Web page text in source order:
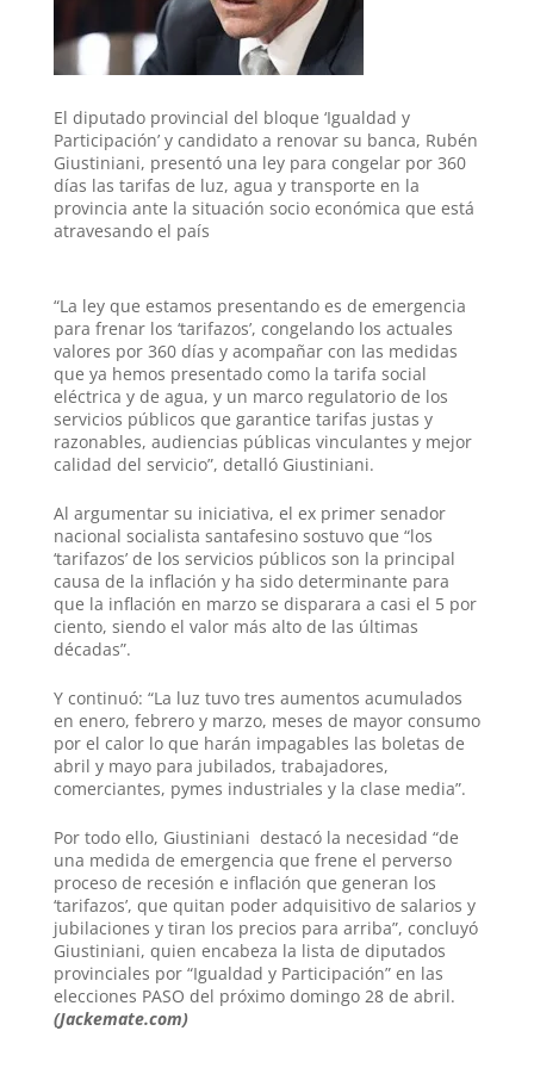
a
e
r
r
t
o
o
El diputado provincial del bloque ‘Igualdad y
Participación’ y candidato a renovar su banca, Rubén
Giustiniani, presentó una ley para congelar por 360
días las tarifas de luz, agua y transporte en la
provincia ante la situación socio económica que está
atravesando el país
“La ley que estamos presentando es de emergencia
para frenar los ‘tarifazos’, congelando los actuales
valores por 360 días y acompañar con las medidas
que ya hemos presentado como la tarifa social
eléctrica y de agua, y un marco regulatorio de los
servicios públicos que garantice tarifas justas y
razonables, audiencias públicas vinculantes y mejor
calidad del servicio”, detalló Giustiniani.
Al argumentar su iniciativa, el ex primer senador
nacional socialista santafesino sostuvo que “los
‘tarifazos’ de los servicios públicos son la principal
causa de la inflación y ha sido determinante para
que la inflación en marzo se disparara a casi el 5 por
ciento, siendo el valor más alto de las últimas
décadas”.
Y continuó: “La luz tuvo tres aumentos acumulados
en enero, febrero y marzo, meses de mayor consumo
por el calor lo que harán impagables las boletas de
abril y mayo para jubilados, trabajadores,
comerciantes, pymes industriales y la clase media”.
Por todo ello, Giustiniani destacó la necesidad “de
una medida de emergencia que frene el perverso
proceso de recesión e inflación que generan los
‘tarifazos’, que quitan poder adquisitivo de salarios y
jubilaciones y tiran los precios para arriba”, concluyó
Giustiniani, quien encabeza la lista de diputados
provinciales por “Igualdad y Participación” en las
elecciones PASO del próximo domingo 28 de abril.
(Jackemate.com)